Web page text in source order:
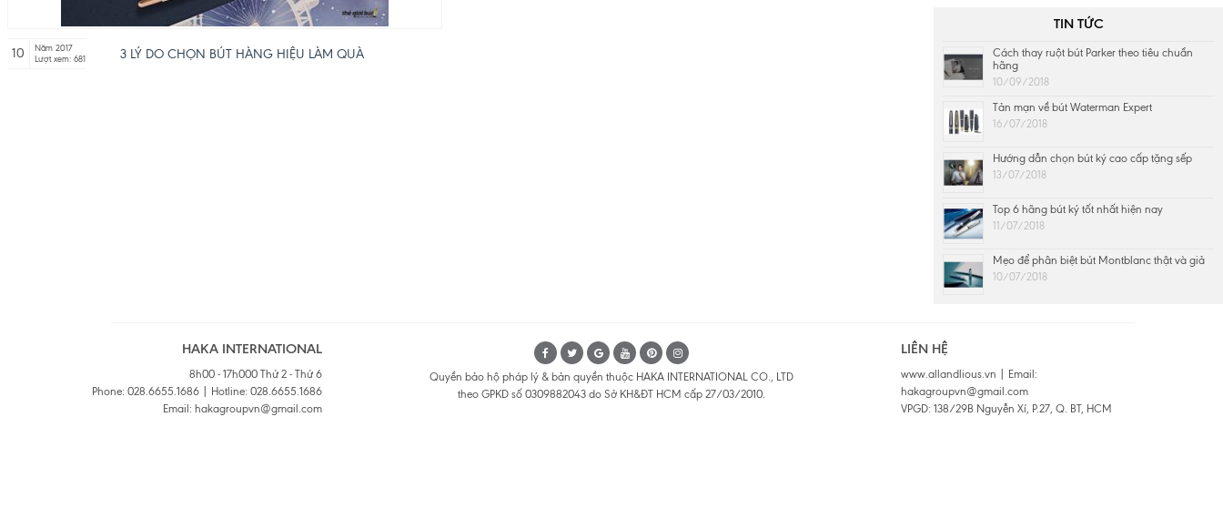
10
Năm 2017
Lượt xem: 681
3 LÝ DO CHỌN BÚT HÀNG HIỆU LÀM QUÀ
TIN TỨC
Cách thay ruột bút Parker theo tiêu chuẩn
hãng
10/09/2018
Tản mạn về bút Waterman Expert
16/07/2018
Hướng dẫn chọn bút ký cao cấp tặng sếp
13/07/2018
Top 6 hãng bút ký tốt nhất hiện nay
11/07/2018
Mẹo để phân biệt bút Montblanc thật và giả
10/07/2018
HAKA INTERNATIONAL
8h00 - 17h000 Thứ 2 - Thứ 6
Phone: 028.6655.1686 | Hotline: 028.6655.1686
Email: hakagroupvn@gmail.com
Quyền bảo hộ pháp lý & bản quyền thuộc HAKA INTERNATIONAL CO., LTD
theo GPKD số 0309882043 do Sở KH&ĐT HCM cấp 27/03/2010.
LIÊN HỆ
www.allandlious.vn | Email:
hakagroupvn@gmail.com
VPGD: 138/29B Nguyễn Xí, P.27, Q. BT, HCM